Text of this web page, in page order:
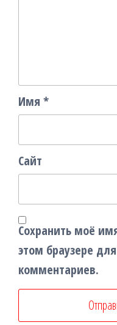
Имя *
Сайт
Сохранить моё
этом браузере
комментариев.